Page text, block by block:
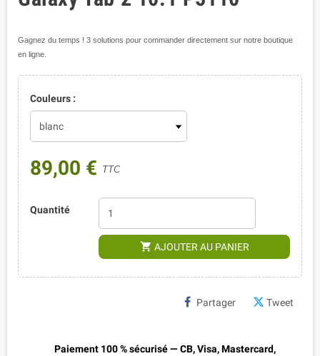
Gagnez du temps ! 3 solutions pour commander directement sur notre boutique
en ligne.
Couleurs :
89,00 € TTC
Quantité
shopping_cart AJOUTER AU PANIER
Partager Tweet
Paiement 100 % sécurisé — CB, Visa, Mastercard,